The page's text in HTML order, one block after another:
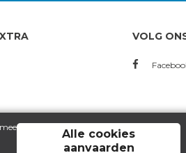
VOLG
Alle cookies
aanvaarden